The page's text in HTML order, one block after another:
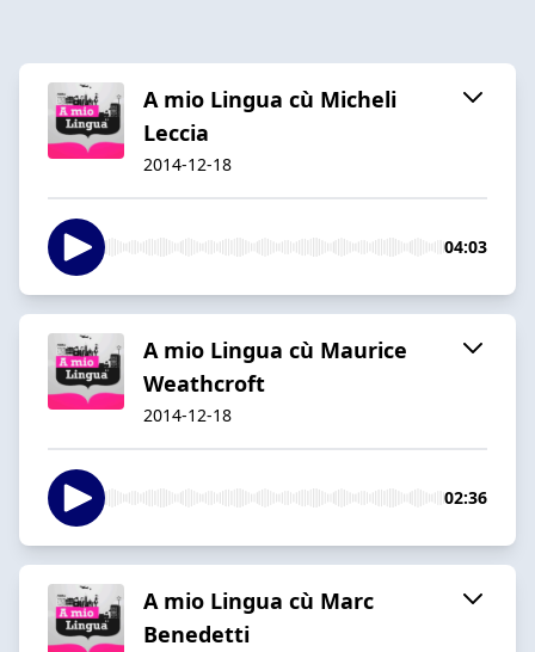
A mio Lingua cù Micheli
Leccia
2014-12-18
04:03
A mio Lingua cù Maurice
Weathcroft
2014-12-18
02:36
A mio Lingua cù Marc
Benedetti